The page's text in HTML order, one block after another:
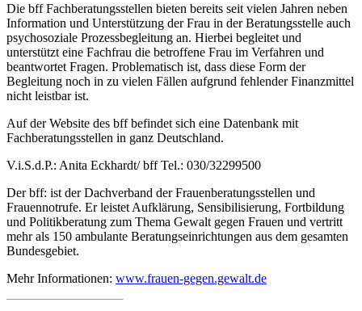
Die bff Fachberatungsstellen bieten bereits seit vielen Jahren neben
Information und Unterstützung der Frau in der Beratungsstelle auch
psychosoziale Prozessbegleitung an. Hierbei begleitet und
unterstützt eine Fachfrau die betroffene Frau im Verfahren und
beantwortet Fragen. Problematisch ist, dass diese Form der
Begleitung noch in zu vielen Fällen aufgrund fehlender Finanzmittel
nicht leistbar ist.
Auf der Website des bff befindet sich eine Datenbank mit
Fachberatungsstellen in ganz Deutschland.
V.i.S.d.P.: Anita Eckhardt/ bff Tel.: 030/32299500
Der bff: ist der Dachverband der Frauenberatungsstellen und
Frauennotrufe. Er leistet Aufklärung, Sensibilisierung, Fortbildung
und Politikberatung zum Thema Gewalt gegen Frauen und vertritt
mehr als 150 ambulante Beratungseinrichtungen aus dem gesamten
Bundesgebiet.
Mehr Informationen: www.frauen-gegen.gewalt.de